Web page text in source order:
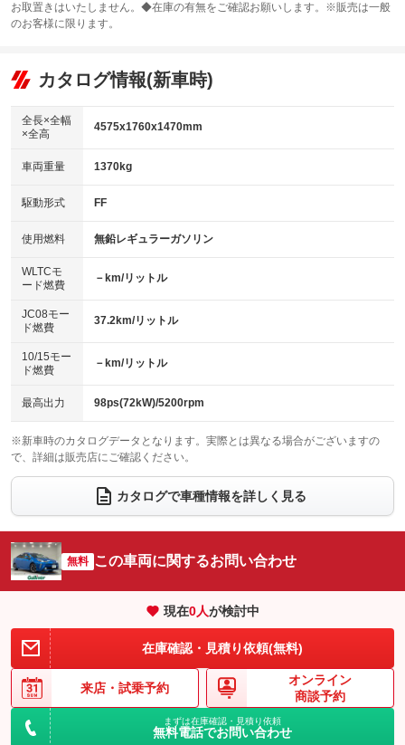
サンルーフ
：装備なし ABS
リフトアップ
：装備なし
：装備なし
パワーウィンドウ
アイドリングストップ
：装備あり
USB入力端子
：装備なし
100V電源
：装備なし
センターデフロック
：装備なし
電動格納ミラー
：装備あり
TV：フルセグ
：装備あり
ビジュアル：-／DVD再生
：装備あり
：装備あり
革シート
キーレス
HID(キセノンライト)
：装備なし
バックカメラ
：装備あり
エアロ
：装備なし
：装備あり
パワーシート
ベンチシート
：装備なし
チップアップシート
：装備なし
：装備なし ：装備あり
ウォークスルー
：装備なし
電動リアゲート フロントカメラ
：装備なし
：装備なし ：装備なし
サイドカメラ
：装備なし ルーフレール
：装備なし
：装備なし
：装備なし
お取置きはいたしません。◆在庫の有無をご確認お願いします。※販売は一般
のお客様に限ります。
カタログ情報(新車時)
全長×全幅
×全高
4575x1760x1470mm
車両重量 1370kg
駆動形式 FF
使用燃料 無鉛レギュラーガソリン
WLTCモ
ード燃費
－km/リットル
JC08モー
ド燃費
37.2km/リットル
10/15モー
ド燃費
－km/リットル
最高出力 98ps(72kW)/5200rpm
※新車時のカタログデータとなります。実際とは異なる場合がございますの
で、詳細は販売店にご確認ください。
カタログで車種情報を詳しく見る
無料 この車両に関するお問い合わせ
現在0人が検討中
在庫確認・見積り依頼(無料)
来店・ 試乗予約
オンライン
商談予約
まずは在庫確認・見積り依頼
無料電話でお問い合わせ